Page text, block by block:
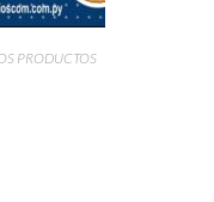
PRODUCTOS